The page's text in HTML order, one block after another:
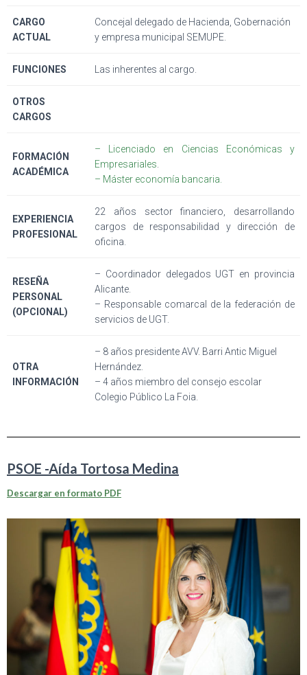
CARGO
ACTUAL
Concejal delegado de Hacienda, Gobernación
y empresa municipal SEMUPE.
FUNCIONES Las inherentes al cargo.
OTROS
CARGOS
FORMACIÓN
ACADÉMICA
– Licenciado en Ciencias Económicas y
Empresariales
– Máster economía bancaria.
EXPERIENCIA
PROFESIONAL
22 años sector financiero, desarrollando
cargos de responsabilidad y dirección de
oficina.
RESEÑA
PERSONAL
(OPCIONAL)
– Coordinador delegados UGT en provincia
Alicante.
– Responsable comarcal de la federación de
servicios de UGT.
OTRA
INFORMACIÓN
– 8 años presidente AVV. Barri Antic Miguel
Hernández.
– 4 años miembro del consejo escolar
Colegio Público La Foia.
PSOE -Aída Tortosa Medina
Descargar en formato PDF